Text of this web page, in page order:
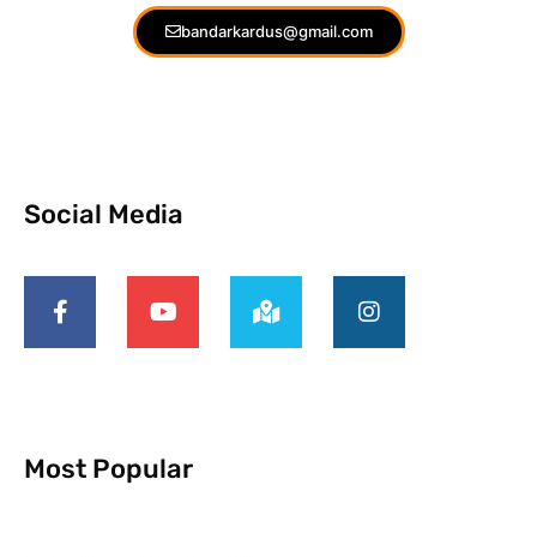
bandarkardus@gmail.com
Social Media
Most Popular